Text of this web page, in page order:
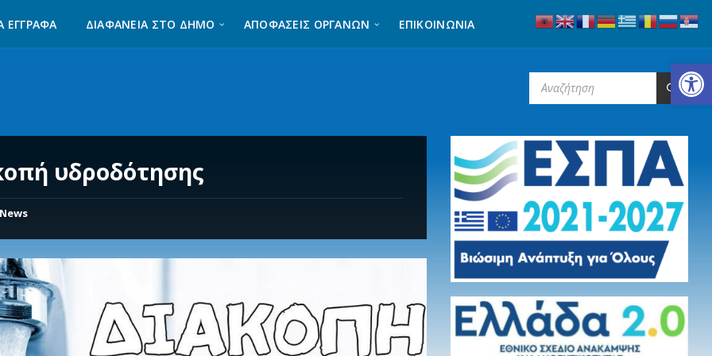
Ανοίξτε τη γραμμή εργαλείων
ΈΓΓΡΑΦΑ ΔΙΑΦΆΝΕΙΑ ΣΤΟ ΔΉΜΟ ΑΠΟΦΑΣΕΙΣ ΟΡΓΑΝΩΝ ΕΠΙΚΟΙΝΩΝΊΑ
υδροδότησης
News